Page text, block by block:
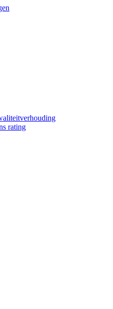
rating